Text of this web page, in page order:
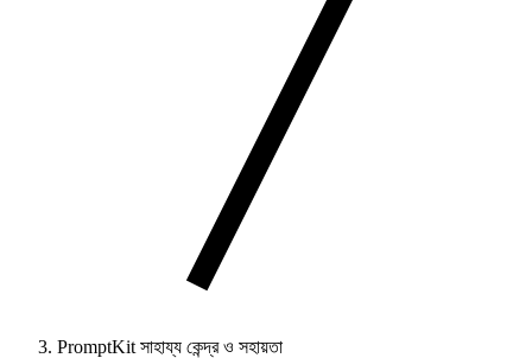
PromptKit সাহায্য কেন্দ্র ও সহায়তা